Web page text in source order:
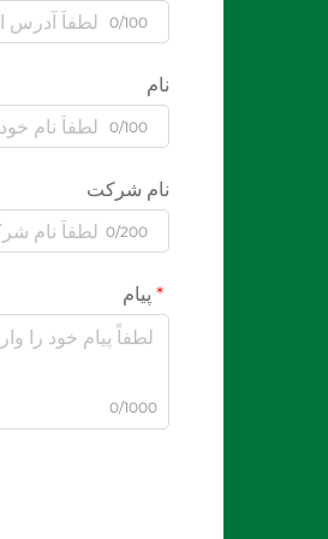
0/100
نام
0/100
نام شرکت
0/200
پیام
0/1000